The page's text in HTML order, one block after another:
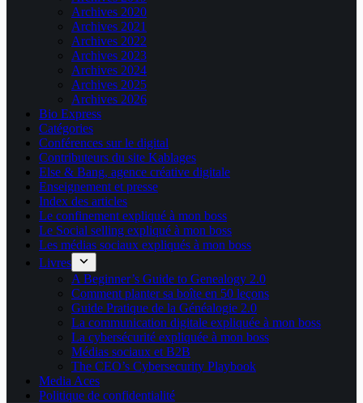
Archives 2020
Archives 2021
Archives 2022
Archives 2023
Archives 2024
Archives 2025
Archives 2026
Bio Express
Catégories
Conférences sur le digital
Contributeurs du site Kablages
Else & Bang, agence créative digitale
Enseignement et presse
Index des articles
Le confinement expliqué à mon boss
Le Social selling expliqué à mon boss
Les médias sociaux expliqués à mon boss
Livres
A Beginner’s Guide to Genealogy 2.0
Comment planter sa boîte en 50 leçons
Guide Pratique de la Généalogie 2.0
La communication digitale expliquée à mon boss
La cybersécurité expliquée à mon boss
Médias sociaux et B2B
The CEO’s Cybersecurity Playbook
Media Aces
Politique de confidentialité